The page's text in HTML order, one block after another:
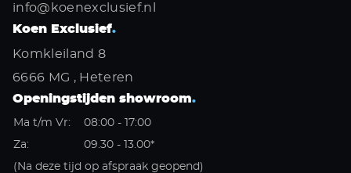
info@koenexclusief.nl
Koen Exclusief.
Komkleiland 8
6666 MG , Heteren
Openingstijden showroom.
Ma t/m Vr:
08:00 - 17:00
Za:
09.30 - 13.00*
(Na deze tijd op afspraak geopend)